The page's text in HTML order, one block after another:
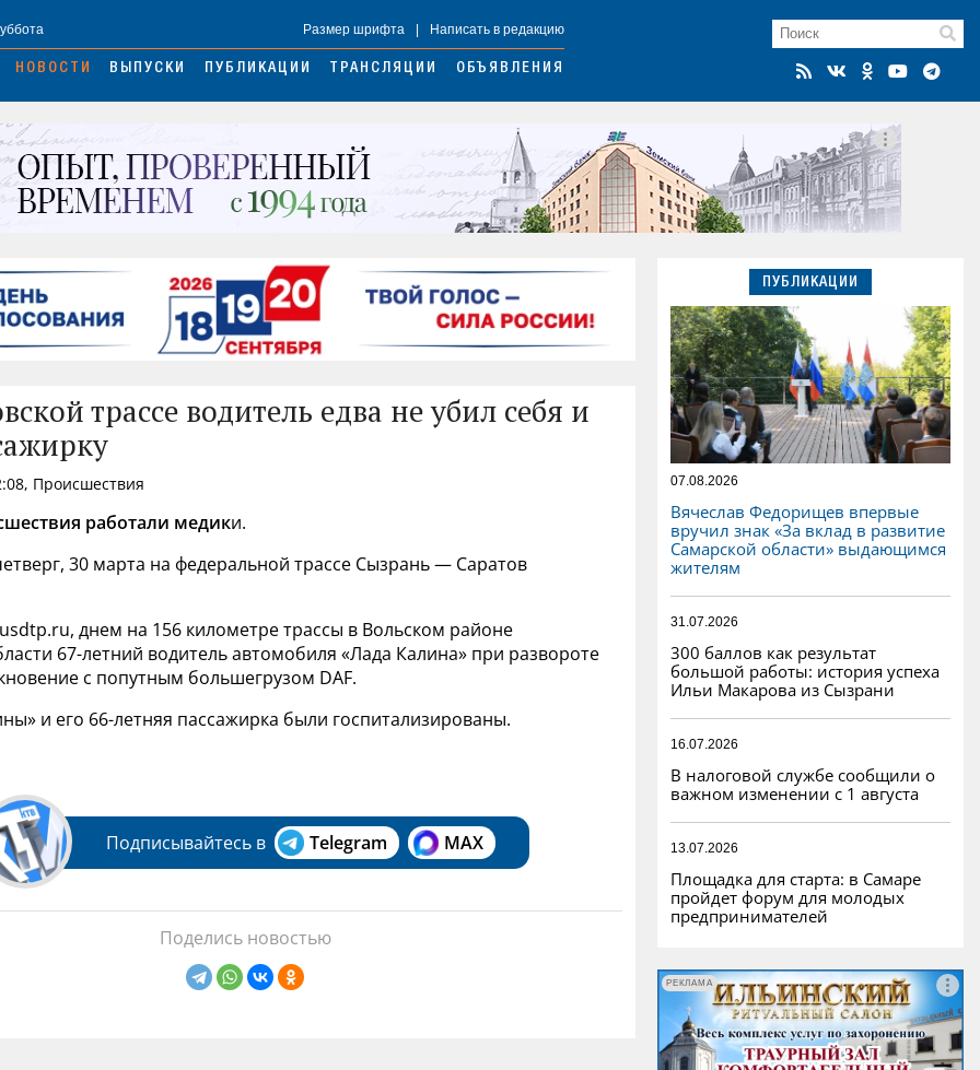
Размер шрифта Написать в редакцию
НОВОСТИ ВЫПУСКИ ПУБЛИКАЦИИ ТРАНСЛЯЦИИ ОБЪЯВЛЕНИЯ
трассе водитель едва не убил себя и
Происшествия
работали медики.
30 марта на федеральной трассе Сызрань — Саратов
днем на 156 километре трассы в Вольском районе
67-летний водитель автомобиля «Лада Калина» при развороте
с попутным большегрузом DAF.
и его 66-летняя пассажирка были госпитализированы.
Подписывайтесь в Telegram MAX
Поделись новостью
ПУБЛИКАЦИИ
07.08.2026
Вячеслав Федорищев впервые
вручил знак «За вклад в развитие
Самарской области» выдающимся
жителям
31.07.2026
300 баллов как результат
большой работы: история успеха
Ильи Макарова из Сызрани
16.07.2026
В налоговой службе сообщили о
важном изменении с 1 августа
13.07.2026
Площадка для старта: в Самаре
пройдет форум для молодых
предпринимателей
РЕКЛАМА